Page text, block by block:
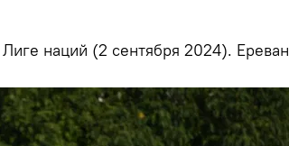
наций (2 сентября 2024). Еревaн